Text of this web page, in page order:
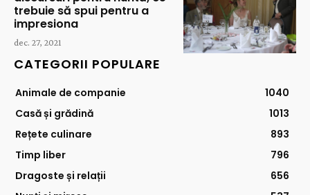
trebuie să spui pentru a
impresiona
dec. 27, 2021
CATEGORII POPULARE
Animale de companie
1040
Casă și grădină
1013
Rețete culinare
893
Timp liber
796
Dragoste și relații
656